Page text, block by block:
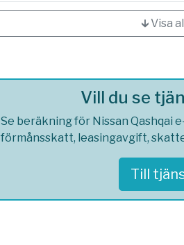
🡳 Visa
Vill du se
Se beräkning för Nissan Qashqai
förmånsskatt, leasingavgift,
Till